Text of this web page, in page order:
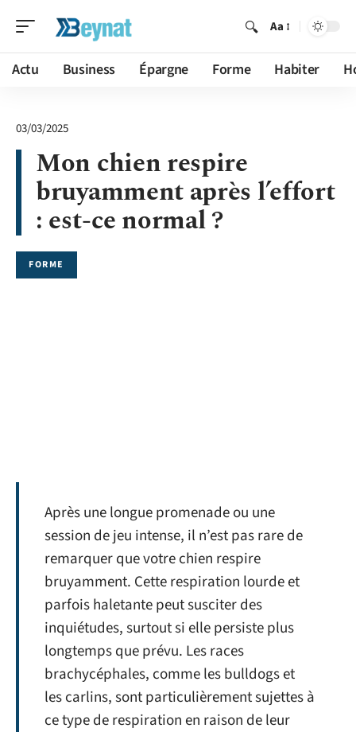
Aa
Actu Business Épargne Forme Habiter
03/03/2025
Mon chien respire
bruyamment après l’effort
: est-ce normal ?
FORME
Après une longue promenade ou une
session de jeu intense, il n’est pas rare de
remarquer que votre chien respire
bruyamment. Cette respiration lourde et
parfois haletante peut susciter des
inquiétudes, surtout si elle persiste plus
longtemps que prévu. Les races
brachycéphales, comme les bulldogs et
les carlins, sont particulièrement sujettes à
ce type de respiration en raison de leur